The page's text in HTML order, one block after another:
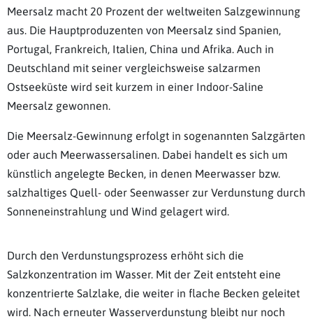
Meersalz macht 20 Prozent der weltweiten Salzgewinnung
aus. Die Hauptproduzenten von Meersalz sind Spanien,
Portugal, Frankreich, Italien, China und Afrika. Auch in
Deutschland mit seiner vergleichsweise salzarmen
Ostseeküste wird seit kurzem in einer Indoor-Saline
Meersalz gewonnen.
Die Meersalz-Gewinnung erfolgt in sogenannten Salzgärten
oder auch Meerwassersalinen. Dabei handelt es sich um
künstlich angelegte Becken, in denen Meerwasser bzw.
salzhaltiges Quell- oder Seenwasser zur Verdunstung durch
Sonneneinstrahlung und Wind gelagert wird.
Durch den Verdunstungsprozess erhöht sich die
Salzkonzentration im Wasser. Mit der Zeit entsteht eine
konzentrierte Salzlake, die weiter in flache Becken geleitet
wird. Nach erneuter Wasserverdunstung bleibt nur noch